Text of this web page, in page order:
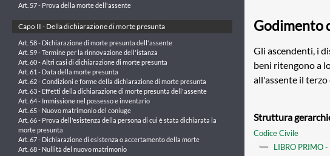
Godimento
Gli ascendenti, i
beni ritengono a
all'assente il terzo
Struttura
Codice Civile
LIBRO PRIMO
Art. 57 - Prova della morte dell'assente
Capo II - Della dichiarazione di morte presunta
Art. 58 - Dichiarazione di morte presunta dell'assente
Art. 59 - Termine per la rinnovazione dell'istanza
Art. 60 - Altri casi di dichiarazione di morte presunta
Art. 61 - Data della morte presunta
Art. 62 - Condizioni e forme della dichiarazione di morte presunta
Art. 63 - Effetti della dichiarazione di morte presunta dell'assente
Art. 64 - Immissione nel possesso e inventario
Art. 65 - Nuovo matrimonio del coniuge
Art. 66 - Prova dell'esistenza della persona di cui è stata dichiarata la
morte presunta
Art. 67 - Dichiarazione di esistenza o accertamento della morte
Art. 68 - Nullità del nuovo matrimonio